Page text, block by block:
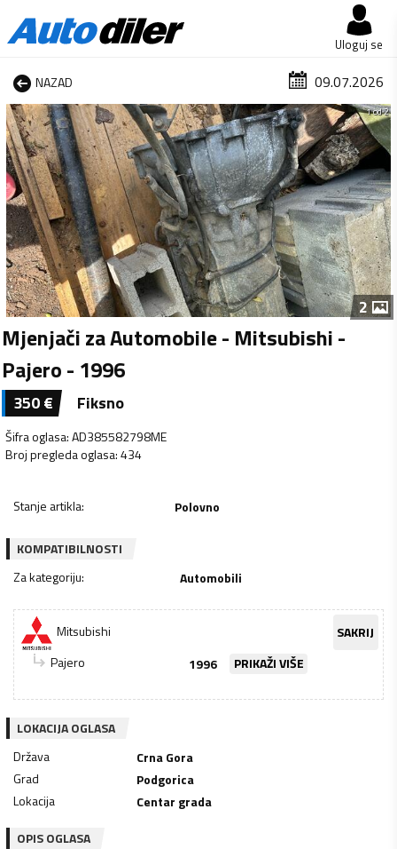
Uloguj se
NAZAD 09.07.2026
1 od 2
2
Mjenjači za Automobile - Mitsubishi -
Pajero - 1996
350€ Fiksno
Šifra oglasa:AD385582798ME
Broj pregleda oglasa:434
Stanje artikla: Polovno
KOMPATIBILNOSTI
Za kategoriju: Automobili
Mitsubishi
SAKRIJ
Pajero
1996 PRIKAŽI VIŠE
LOKACIJA OGLASA
Država
Crna Gora
Grad
Podgorica
Lokacija
Centar grada
OPIS OGLASA